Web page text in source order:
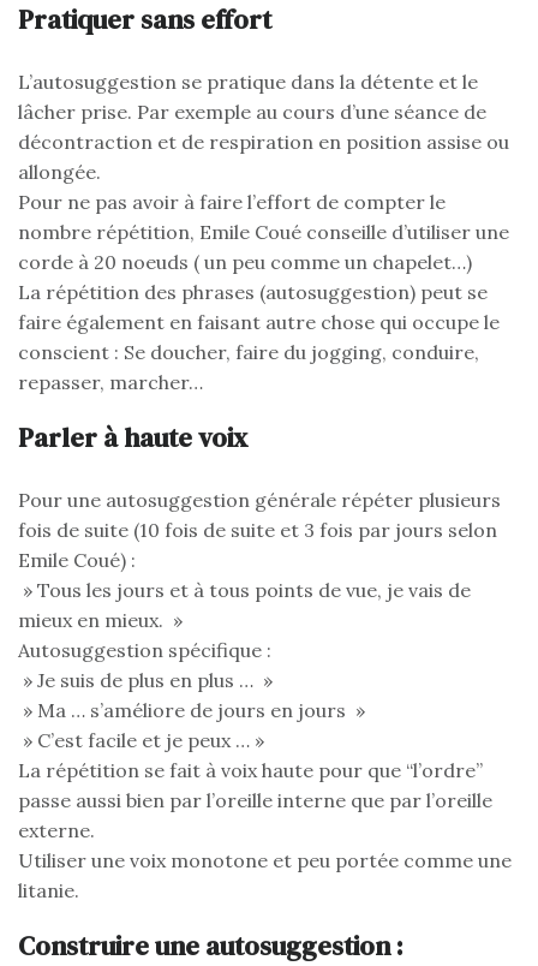
Pratiquer sans effort
L’autosuggestion se pratique dans la détente et le
lâcher prise. Par exemple au cours d’une séance de
décontraction et de respiration en position assise ou
allongée.
Pour ne pas avoir à faire l’effort de compter le
nombre répétition, Emile Coué conseille d’utiliser une
corde à 20 noeuds ( un peu comme un chapelet…)
La répétition des phrases (autosuggestion) peut se
faire également en faisant autre chose qui occupe le
conscient : Se doucher, faire du jogging, conduire,
repasser, marcher…
Parler à haute voix
Pour une autosuggestion générale répéter plusieurs
fois de suite (10 fois de suite et 3 fois par jours selon
Emile Coué) :
» Tous les jours et à tous points de vue, je vais de
mieux en mieux. »
Autosuggestion spécifique :
» Je suis de plus en plus … »
» Ma … s’améliore de jours en jours »
» C’est facile et je peux … »
La répétition se fait à voix haute pour que “l’ordre”
passe aussi bien par l’oreille interne que par l’oreille
externe.
Utiliser une voix monotone et peu portée comme une
litanie.
Construire une autosuggestion :